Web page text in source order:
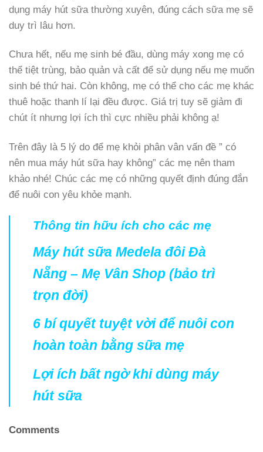
dụng máy hút sữa thường xuyên, đúng cách sữa mẹ sẽ
duy trì lâu hơn.
Chưa hết, nếu mẹ sinh bé đầu, dùng máy xong mẹ có
thể tiệt trùng, bảo quản và cất để sử dụng nếu mẹ muốn
sinh bé thứ hai. Còn không, mẹ có thể cho các mẹ khác
thuê hoặc thanh lí lại đều được. Giá trị tuy sẽ giảm đi
chút ít nhưng lợi ích thì cực nhiều phải không ạ!
Trên đây là 5 lý do để mẹ khỏi phân vân vấn đề ” có
nên mua máy hút sữa hay không” các mẹ nên tham
khảo nhé! Chúc các mẹ có những quyết định đúng đắn
để nuôi con yêu khỏe mạnh.
Thông tin hữu ích cho các mẹ
Máy hút sữa Medela đôi Đà
Nẵng – Mẹ Vân Shop (bảo trì
trọn đời)
6 bí quyết tuyệt vời để nuôi con
hoàn toàn bằng sữa mẹ
Lợi ích bất ngờ khi dùng máy
hút sữa
Comments